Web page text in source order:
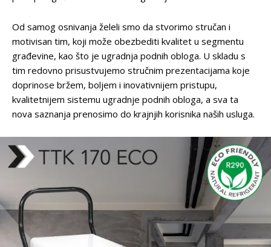
Od samog osnivanja želeli smo da stvorimo stručan i
motivisan tim, koji može obezbediti kvalitet u segmentu
građevine, kao što je ugradnja podnih obloga. U skladu s
tim redovno prisustvujemo stručnim prezentacijama koje
doprinose bržem, boljem i inovativnijem pristupu,
kvalitetnijem sistemu ugradnje podnih obloga, a sva ta
nova saznanja prenosimo do krajnjih korisnika naših usluga.